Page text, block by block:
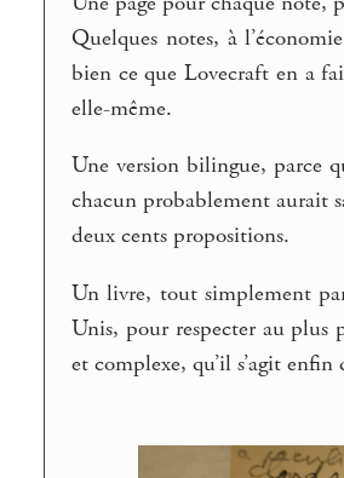
Quelques notes, à
bien ce que Lovecraft en a
elle-même.
Une version bilingue, parce
chacun probablement aurait
deux cents propositions.
Un livre, tout simplement
Unis, pour respecter au plus
et complexe, qu’il s’agit